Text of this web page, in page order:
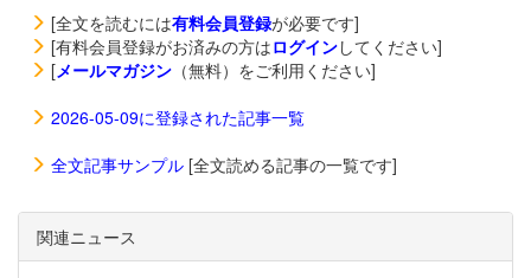
[全文を読むには有料会員登録が必要です]
[有料会員登録がお済みの方はログインしてください]
[メールマガジン （無料）をご利用ください]
2026-05-09に登録された記事一覧
全文記事サンプル [全文読める記事の一覧です]
関連ニュース